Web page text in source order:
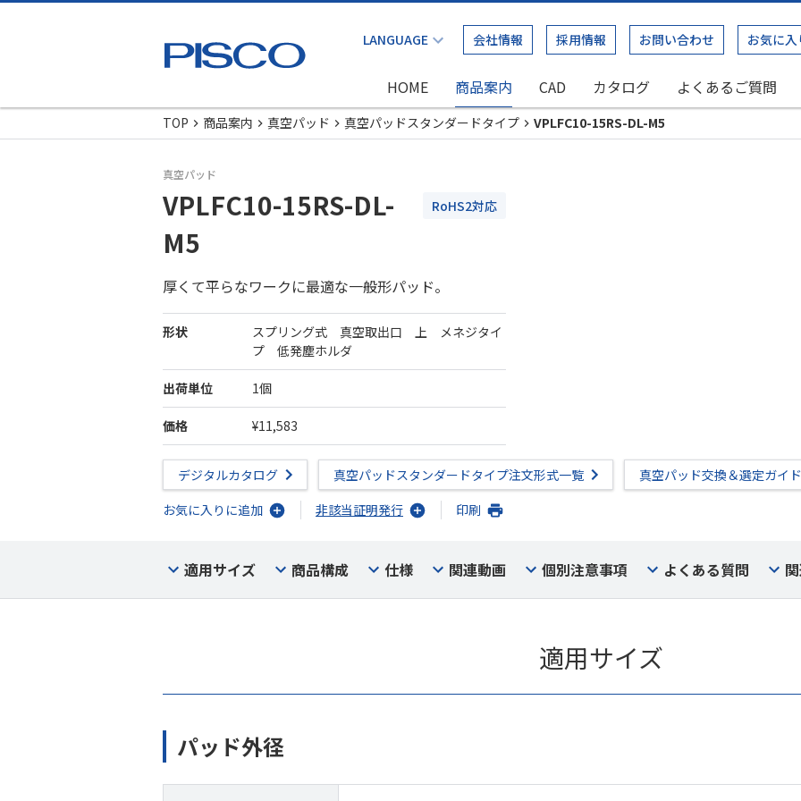
会社情報 採用情報 お問い合わせ お気に入
HOME 商品案内 CAD カタログ よくあるご質問
TOP
商品案内 真空パッド 真空パッドスタンダードタイプ VPLFC10-15RS-DL-M5
真空パッド
VPLFC10-15RS-DL-
M5
RoHS2対応
厚くて平らなワークに最適な一般形パッド。
形状
スプリング式 真空取出口 上 メネジタイ
プ 低発塵ホルダ
出荷単位 1個
価格 ¥11,583
デジタルカタログ 真空パッドスタンダードタイプ注文形式一覧
真空パッド交換＆選定ガイド
お気に入りに追加
非該当証明発行 印刷
適用サイズ 商品構成 仕様 関連動画 個別注意事項 よくある質問
適用サイズ
パッド外径